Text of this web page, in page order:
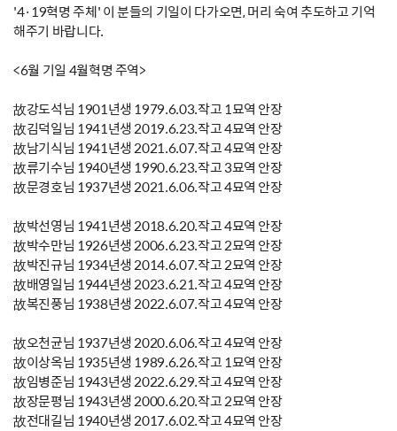
'4·19혁명 주체' 이 분들의 기일이 다가오면, 머리 숙여 추도하고 기억
해주기 바랍니다.
<6월 기일 4월혁명 주역>
故강도석님 1901년생 1979.6.03.작고 1묘역 안장
故김덕일님 1941년생 2019.6.23.작고 4묘역 안장
故남기식님 1941년생 2021.6.07.작고 4묘역 안장
故류기수님 1940년생 1990.6.23.작고 3묘역 안장
故문경호님 1937년생 2021.6.06.작고 4묘역 안장
故박선영님 1941년생 2018.6.20.작고 4묘역 안장
故박수만님 1926년생 2006.6.23.작고 2묘역 안장
故박진규님 1934년생 2014.6.07.작고 2묘역 안장
故배영일님 1944년생 2023.6.21.작고 4묘역 안장
故복진풍님 1938년생 2022.6.07.작고 4묘역 안장
故오천균님 1937년생 2020.6.06.작고 4묘역 안장
故이상옥님 1935년생 1989.6.26.작고 1묘역 안장
故임병준님 1943년생 2022.6.29.작고 4묘역 안장
故장문평님 1943년생 2000.6.20.작고 2묘역 안장
故전대길님 1940년생 2017.6.02.작고 4묘역 안장